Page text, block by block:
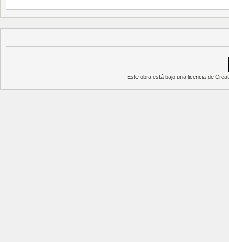
Este obra está bajo unalicencia de